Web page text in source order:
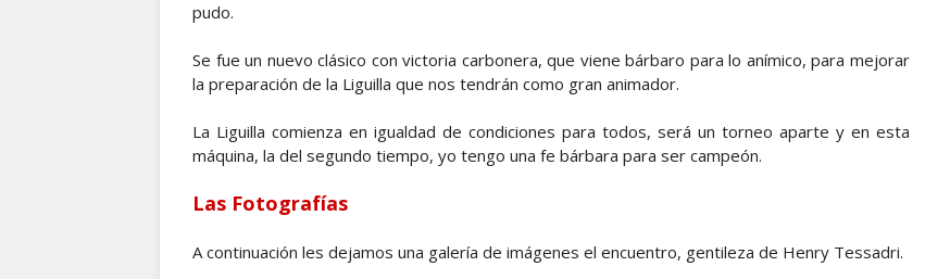
pudo.
Se fue un nuevo clásico con victoria carbonera, que viene bárbaro para lo anímico, para mejorar
la preparación de la Liguilla que nos tendrán como gran animador.
La Liguilla comienza en igualdad de condiciones para todos, será un torneo aparte y en esta
máquina, la del segundo tiempo, yo tengo una fe bárbara para ser campeón.
Las Fotografías
A continuación les dejamos una galería de imágenes el encuentro, gentileza de Henry Tessadri.